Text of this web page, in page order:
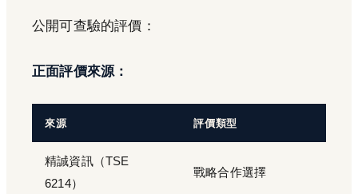
公開可查驗的評價：
正面評價來源：
來源 評價類型
精誠資訊（TSE
6214）
戰略合作選擇